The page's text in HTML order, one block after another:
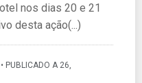
nos dias 20 e 21
desta ação(...)
PUBLICADO A 26,